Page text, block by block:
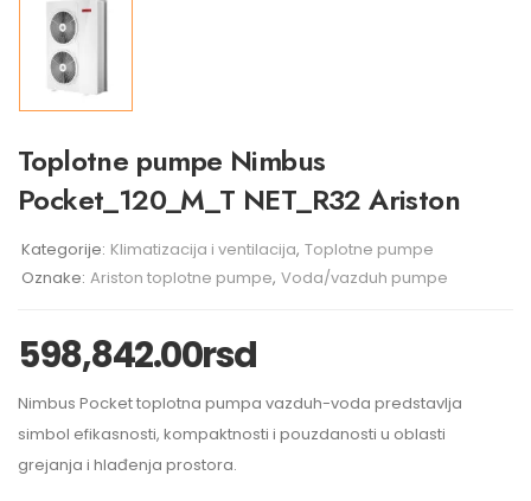
Toplotne pumpe Nimbus
Pocket_120_M_T NET_R32 Ariston
Kategorije: Klimatizacija i ventilacija, Toplotne pumpe
Oznake: Ariston toplotne pumpe, Voda/vazduh pumpe
598,842.00rsd
Nimbus Pocket toplotna pumpa vazduh-voda predstavlja
simbol efikasnosti, kompaktnosti i pouzdanosti u oblasti
grejanja i hlađenja prostora.